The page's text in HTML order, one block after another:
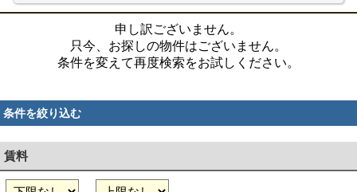
申し訳ございません。
只今、お探しの物件はございません。
条件を変えて再度検索をお試しください。
条件を絞り込む
賃料